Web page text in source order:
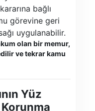
bağlı
görevine geri
uygulanabilir.
olan bir memur,
ve tekrar kamu
Yüz
Korunma